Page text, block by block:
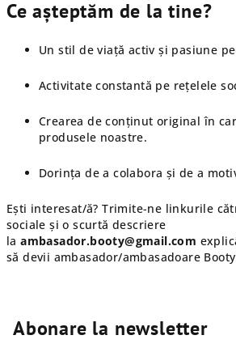
Ce așteptăm de la tine?
Un stil de viață activ și pasiune
Activitate constantă pe rețelele
Crearea de conținut original în
produsele noastre.
Dorința de a colabora și de a
Ești interesat/ă? Trimite-ne linkurile
sociale și o scurtă descriere
laambasador.booty@gmail.com
să devii ambasador/ambasadoare
Abonare la newsletter